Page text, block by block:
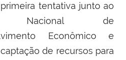
tentativa junto ao
Nacional de
Econômico e
de recursos para